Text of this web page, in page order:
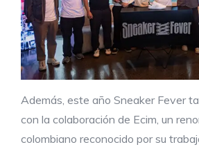
Además, este año Sneaker Fever
con la colaboración de Ecim, un
colombiano reconocido por su